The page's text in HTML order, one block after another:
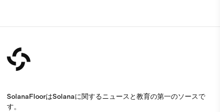
SolanaFloorはSolanaに関するニュースと教育の第一のソースで
す。